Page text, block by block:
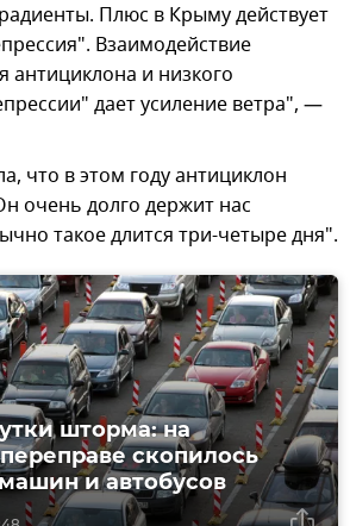
Плюс в Крыму действует
Взаимодействие
антициклона и низкого
дает усиление ветра", —
что в этом году антициклон
очень долго держит нас
такое длится три-четыре дня".
шторма: на
скопилось
и автобусов